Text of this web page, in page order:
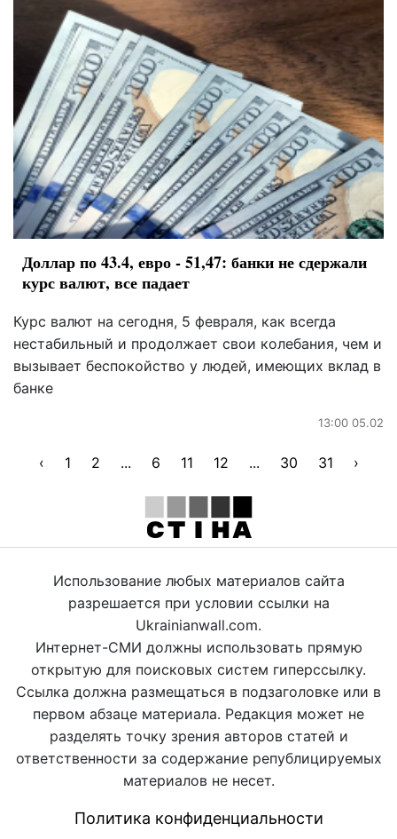
Доллар по 43.4, евро - 51,47: банки не сдержали
курс валют, все падает
Курс валют на сегодня, 5 февраля, как всегда
нестабильный и продолжает свои колебания, чем и
вызывает беспокойство у людей, имеющих вклад в
банке
13:00 05.02
‹ 1 2 ... 6 11 12 ... 30 31 ›
Использование любых материалов сайта
разрешается при условии ссылки на
Ukrainianwall.com.
Интернет-СМИ должны использовать прямую
открытую для поисковых систем гиперссылку.
Ссылка должна размещаться в подзаголовке или в
первом абзаце материала. Редакция может не
разделять точку зрения авторов статей и
ответственности за содержание републицируемых
материалов не несет.
Политика конфиденциальности